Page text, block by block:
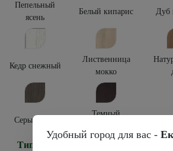
Пепельный
ясень
Белый кипарис Дуб
Кедр снежный
Лиственница
мокко
Серый кедр
Темный
Тип покрытия:
Удобный город для вас -